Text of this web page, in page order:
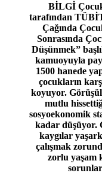
BİLGİ
tarafından
Çağında
Sonrasında
Düşünmek”
kamuoyuyla
1500 hanede
çocukların
koyuyor.
mutlu
sosyoekonomik
kadar düşüyor.
kaygılar
çalışmak
zorlu yaşam